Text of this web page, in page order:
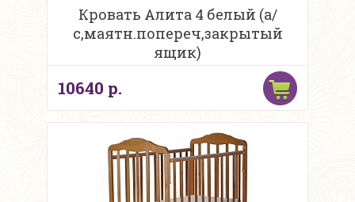
Кровать Алита 4 белый (а/
с,маятн.попереч,закрытый
ящик)
10640 р.